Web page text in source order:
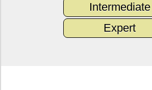
Intermediate
Expert